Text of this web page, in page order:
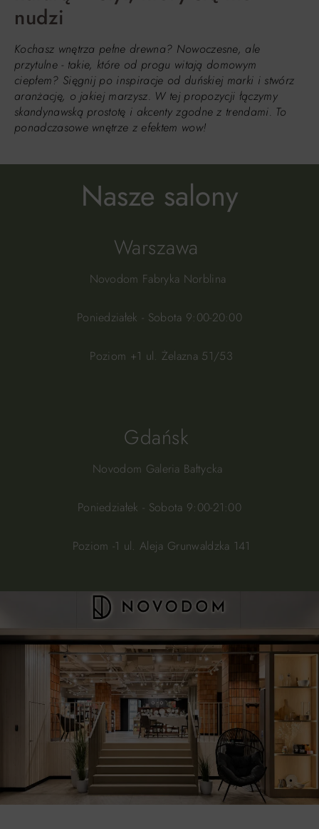
nudzi
Kochasz wnętrza pełne drewna? Nowoczesne, ale
przytulne - takie, które od progu witają domowym
ciepłem? Sięgnij po inspiracje od duńskiej marki i stwórz
aranżację, o jakiej marzysz. W tej propozycji łączymy
skandynawską prostotę i akcenty zgodne z trendami. To
ponadczasowe wnętrze z efektem wow!
Nasze salony
Warszawa
Novodom Fabryka Norblina
Poniedziałek - Sobota 9:00-20:00
Poziom +1 ul. Żelazna 51/53
Gdańsk
Novodom Galeria Bałtycka
Poniedziałek - Sobota 9:00-21:00
Poziom -1 ul. Aleja Grunwaldzka 141